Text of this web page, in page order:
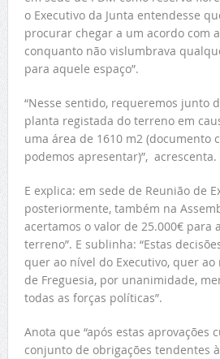
o Executivo da Junta entendesse
procurar chegar a um acordo com
conquanto não vislumbrava
para aquele espaço”.
“Nesse sentido, requeremos junto
planta registada do terreno em
uma área de 1610 m2 (documento
podemos apresentar)”, acrescenta.
E explica: em sede de Reunião de
posteriormente, também na
acertamos o valor de 25.000€ para
terreno”. E sublinha: “Estas
quer ao nível do Executivo, quer
de Freguesia, por unanimidade,
todas as forças políticas”.
Anota que “após estas aprovações
conjunto de obrigações tendentes